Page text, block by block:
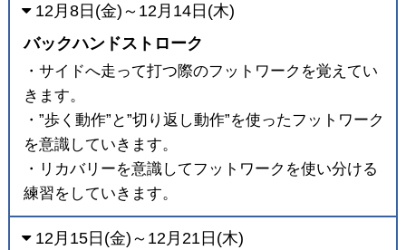
12月8日(金)～12月14日(木)
バックハンドストローク
・サイドへ走って打つ際のフットワークを覚えてい
きます。
・”歩く動作”と”切り返し動作”を使ったフットワーク
を意識していきます。
・リカバリーを意識してフットワークを使い分ける
練習をしていきます。
12月15日(金)～12月21日(木)